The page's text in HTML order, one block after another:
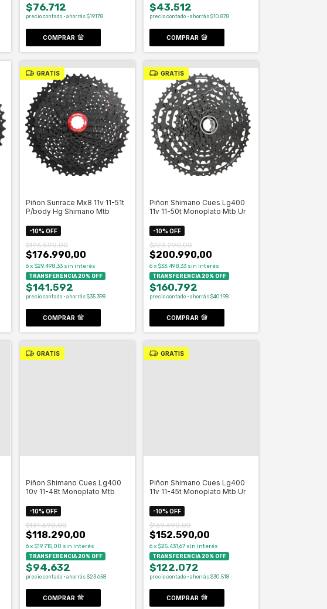
$76.712
precio contado · ahorrás $19.178
COMPRAR
$43.512
precio contado · ahorrás $10.878
COMPRAR
GRATIS
Piñon Sunrace Mx8 11v 11-51t
P/body Hg Shimano Mtb
-10% OFF
$176.990,00
$196.590,00
6 x $29.498,33 sin interés
TRANSFERENCIA 20% OFF
$141.592
precio contado · ahorrás $35.398
COMPRAR
GRATIS
Piñon Shimano Cues Lg400
11v 11-50t Monoplato Mtb Ur
-10% OFF
$200.990,00
$223.290,00
6x $33.498,33 sin interés
TRANSFERENCIA 20% OFF
$160.792
precio contado · ahorrás $40.198
COMPRAR
GRATIS
Piñon Shimano Cues Lg400
10v 11-48t Monoplato Mtb
-10% OFF
$118.290,00
$131.390,00
6 x $19.715,00 sin interés
TRANSFERENCIA 20% OFF
$94.632
precio contado · ahorrás $23.658
COMPRAR
GRATIS
Piñon Shimano Cues Lg400
11v 11-45t Monoplato Mtb Ur
-10% OFF
$152.590,00
$169.490,00
6x $25.431,67 sin interés
TRANSFERENCIA 20% OFF
$122.072
precio contado · ahorrás $30.518
COMPRAR